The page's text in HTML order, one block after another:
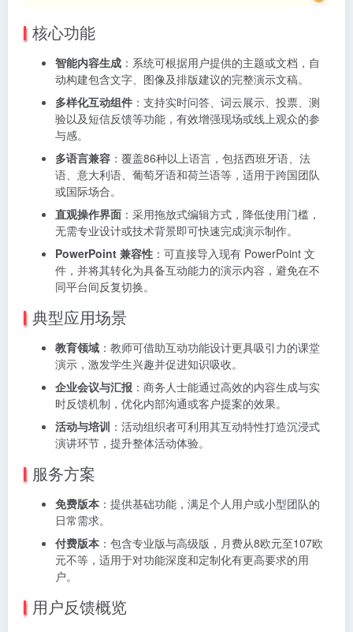
核心功能
智能内容生成 ：系统可根据用户提供的主题或文档，自
动构建包含文字、图像及排版建议的完整演示文稿。
多样化互动组件 ：支持实时问答、词云展示、投票、测
验以及短信反馈等功能，有效增强现场或线上观众的参
与感。
多语言兼容 ：覆盖86种以上语言，包括西班牙语、法
语、意大利语、葡萄牙语和荷兰语等，适用于跨国团队
或国际场合。
直观操作界面 ：采用拖放式编辑方式，降低使用门槛，
无需专业设计或技术背景即可快速完成演示制作。
PowerPoint 兼容性 ：可直接导入现有 PowerPoint 文
件，并将其转化为具备互动能力的演示内容，避免在不
同平台间反复切换。
典型应用场景
教育领域 ：教师可借助互动功能设计更具吸引力的课堂
演示，激发学生兴趣并促进知识吸收。
企业会议与汇报 ：商务人士能通过高效的内容生成与实
时反馈机制，优化内部沟通或客户提案的效果。
活动与培训 ：活动组织者可利用其互动特性打造沉浸式
演讲环节，提升整体活动体验。
服务方案
免费版本 ：提供基础功能，满足个人用户或小型团队的
日常需求。
付费版本 ：包含专业版与高级版，月费从8欧元至107欧
元不等，适用于对功能深度和定制化有更高要求的用
户。
用户反馈概览